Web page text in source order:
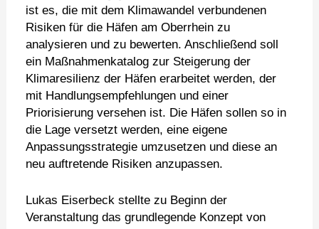
ist es, die mit dem Klimawandel verbundenen
Risiken für die Häfen am Oberrhein zu
analysieren und zu bewerten. Anschließend soll
ein Maßnahmenkatalog zur Steigerung der
Klimaresilienz der Häfen erarbeitet werden, der
mit Handlungsempfehlungen und einer
Priorisierung versehen ist. Die Häfen sollen so in
die Lage versetzt werden, eine eigene
Anpassungsstrategie umzusetzen und diese an
neu auftretende Risiken anzupassen.
Lukas Eiserbeck stellte zu Beginn der
Veranstaltung das grundlegende Konzept von